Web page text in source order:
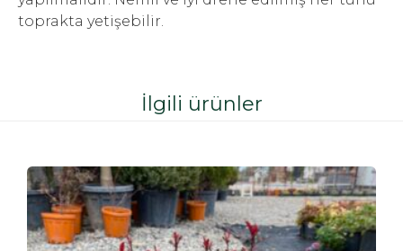
toprakta yetişebilir.
İlgili ürünler